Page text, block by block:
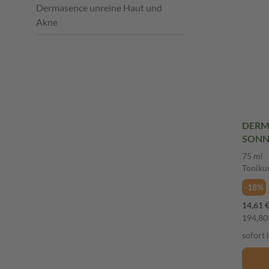
Dermasence unreine Haut und
Akne
50+
75 ml
-18%
14,61 €
sofort